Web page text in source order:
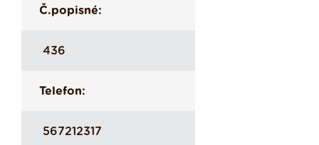
Č.popisné:
436
Telefon:
567212317